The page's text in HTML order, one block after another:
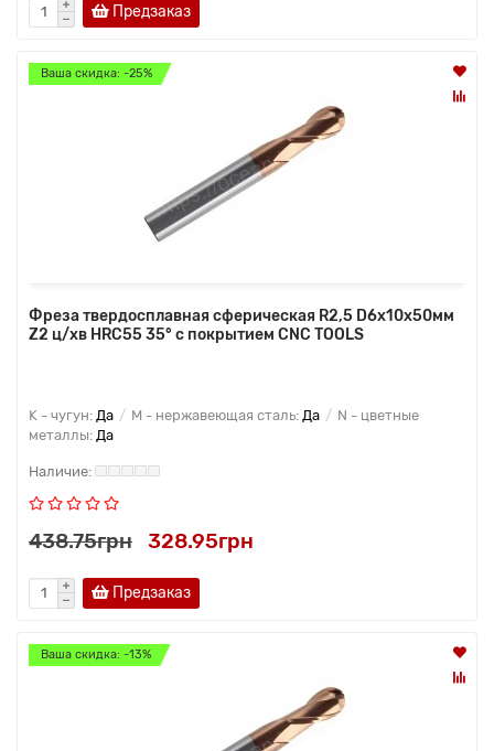
Предзаказ
Ваша скидка: -25%
Фреза твердосплавная сферическая R2,5 D6x10x50мм
Z2 ц/хв HRC55 35° с покрытием CNC TOOLS
K - чугун: Да M - нержавеющая сталь: Да
N - цветные
металлы: Да
438.75грн 328.95грн
Предзаказ
Ваша скидка: -13%